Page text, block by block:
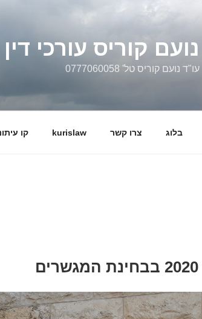
נועם קוריס עורכי
עו"ד נועם קוריס טל' 0777060058
בלוג צרו קשר kurislaw קו